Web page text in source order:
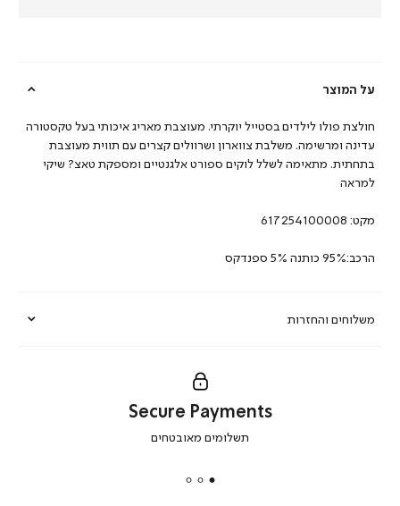
על המוצר
משלוחים והחזרות
חולצת פולו לילדים בסטייל יוקרתי. מעוצבת מאריג איכותי בעל טקסטורה
עדינה ומרשימה. משלבת צווארון ושרוולים קצרים עם תווית מעוצבת
בתחתית. מתאימה לשלל לוקים ספורט אלגנטיים ומספקת טאצ? שיקי
למראה
מקט: 617254100008
הרכב:95% כותנה 5% ספנדקס
secure
|
Secure Payments
תשלומים מאובטחים